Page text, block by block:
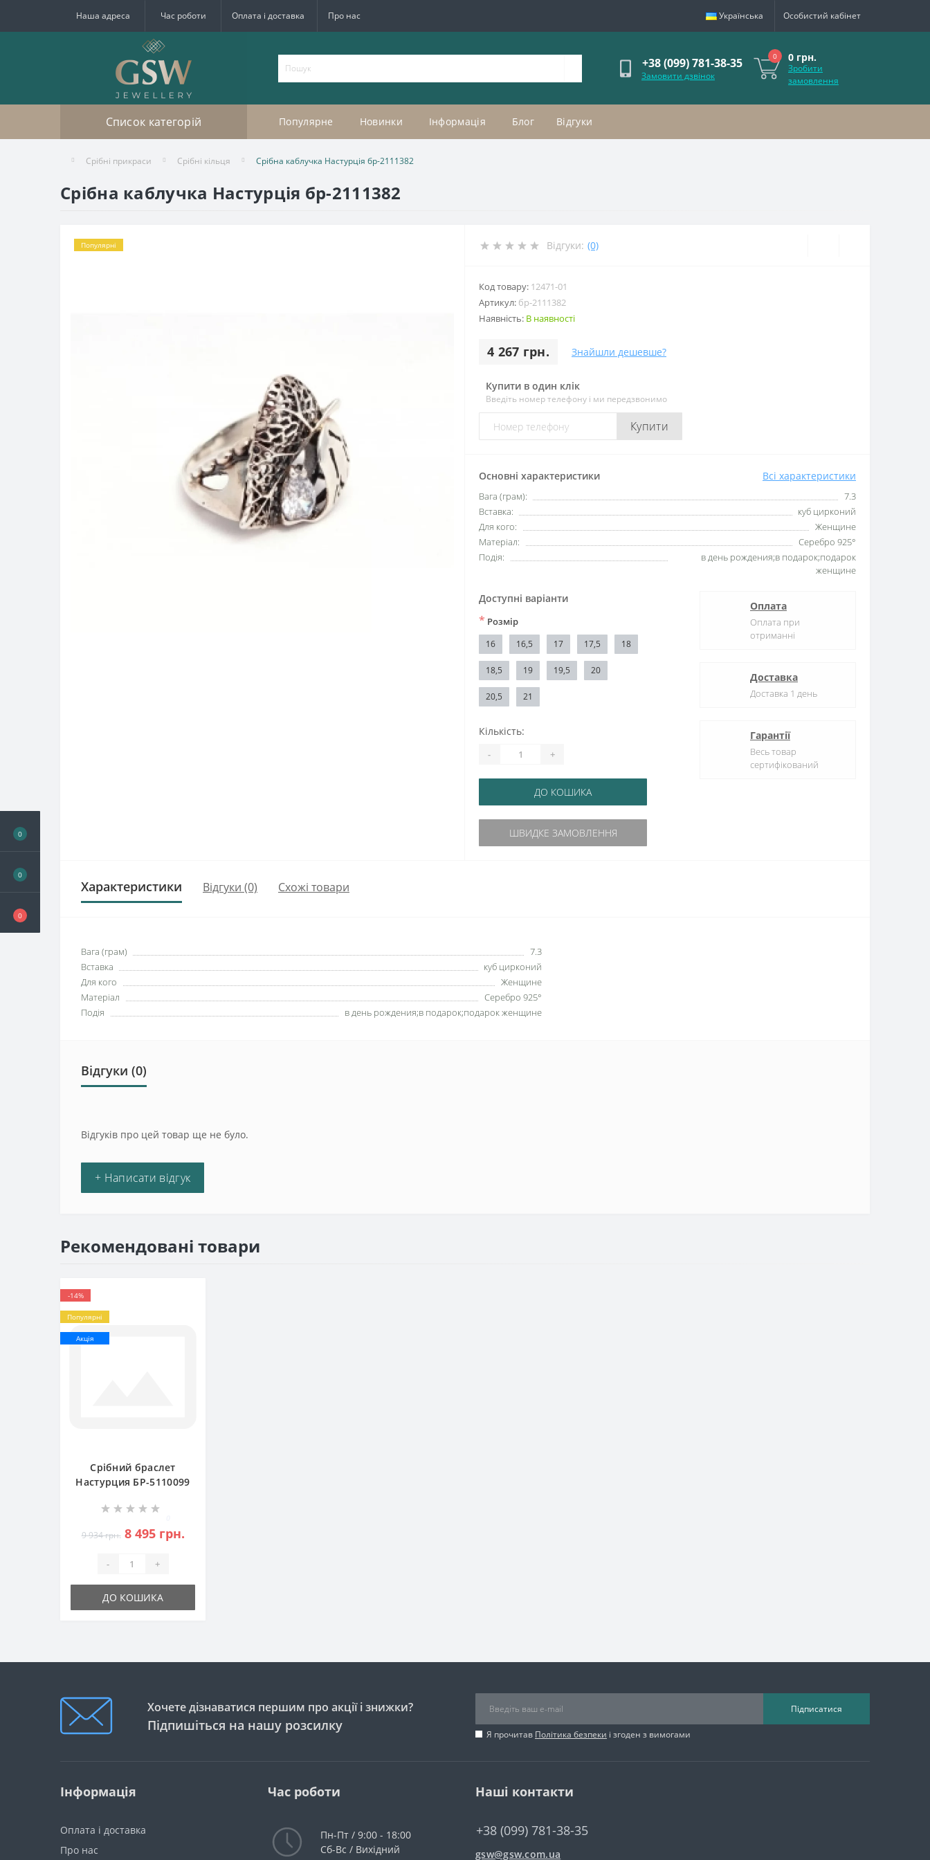
0
0
0
Наша адреса Час роботи Оплата і доставка Про нас Українська Особистий кабінет
+38 (099) 781-38-35
Замовити дзвінок
0 0 грн.
Зробити
замовлення
Список категорій Популярне Новинки Інформація Блог Відгуки
Срібні прикраси Срібні кільця Срібна каблучка Настурція бр-2111382
Срібна каблучка Настурція бр-2111382
Популярні Відгуки: (0)
Код товару: 12471-01
Артикул: бр-2111382
Наявність: В наявності
4 267 грн. Знайшли дешевше?
Купити в один клік
Введіть номер телефону і ми передзвонимо
Купити
Основні характеристики Всі характеристики
Вага (грам):
7.3
Вставка:
куб цирконий
Для кого:
Женщине
Матеріал:
Серебро 925°
Подія:
в день рождения;в подарок;подарок
женщине
Доступні варіанти
* Розмір
16 16,5 17 17,5 18
18,5 19 19,5 20
20,5 21
Кількість:
- +
ДО КОШИКА
ШВИДКЕ ЗАМОВЛЕННЯ
Оплата
Оплата при
отриманні
Доставка
Доставка 1 день
Гарантії
Весь товар
сертифікований
Характеристики Відгуки (0) Схожі товари
Вага (грам)
7.3
Вставка
куб цирконий
Для кого
Женщине
Матеріал
Серебро 925°
Подія
в день рождения;в подарок;подарок женщине
Відгуки (0)
Відгуків про цей товар ще не було.
+ Написати відгук
Рекомендовані товари
-14%
Популярні
Акція
Срібний браслет
Настурция БР-5110099
9 934 грн. 8 495 грн.
- +
ДО КОШИКА
Хочете дізнаватися першим про акції і знижки?
Підпишіться на нашу розсилку
Підписатися
Я прочитав Політика безпеки і згоден з вимогами
Інформація
Оплата і доставка
Про нас
Час роботи
Пн-Пт / 9:00 - 18:00
Сб-Вс / Вихідний
Наші контакти
+38 (099) 781-38-35
gsw@gsw.com.ua